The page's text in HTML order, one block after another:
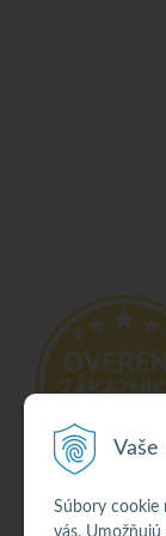
Vaše
Súbory cookie
vás. Umožňujú